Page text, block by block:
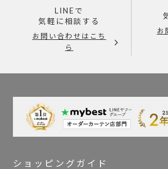
LINEで
気軽に相談する
お問い合わせはこち
ら
お
ショッピングガイド